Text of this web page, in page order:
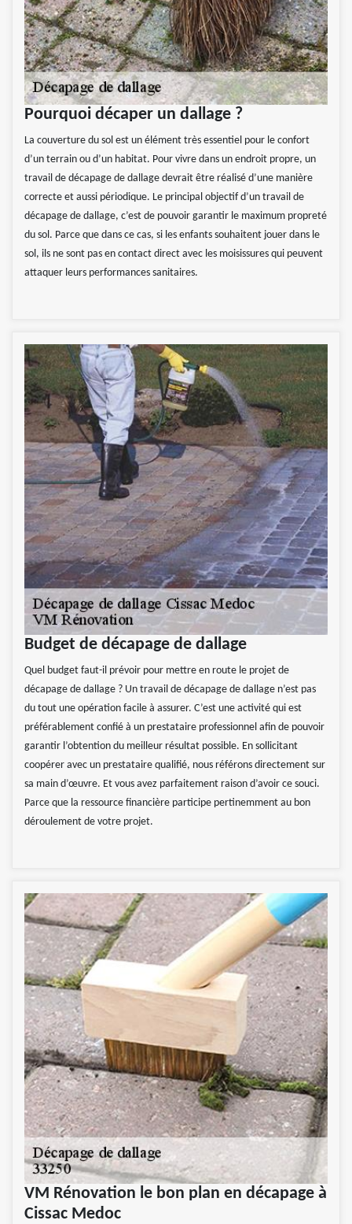
Pourquoi décaper un dallage ?
La couverture du sol est un élément très essentiel pour le confort
d’un terrain ou d’un habitat. Pour vivre dans un endroit propre, un
travail de décapage de dallage devrait être réalisé d’une manière
correcte et aussi périodique. Le principal objectif d’un travail de
décapage de dallage, c’est de pouvoir garantir le maximum propreté
du sol. Parce que dans ce cas, si les enfants souhaitent jouer dans le
sol, ils ne sont pas en contact direct avec les moisissures qui peuvent
attaquer leurs performances sanitaires.
Budget de décapage de dallage
Quel budget faut-il prévoir pour mettre en route le projet de
décapage de dallage ? Un travail de décapage de dallage n’est pas
du tout une opération facile à assurer. C’est une activité qui est
préférablement confié à un prestataire professionnel afin de pouvoir
garantir l’obtention du meilleur résultat possible. En sollicitant
coopérer avec un prestataire qualifié, nous référons directement sur
sa main d’œuvre. Et vous avez parfaitement raison d’avoir ce souci.
Parce que la ressource financière participe pertinemment au bon
déroulement de votre projet.
VM Rénovation le bon plan en décapage à
Cissac Medoc